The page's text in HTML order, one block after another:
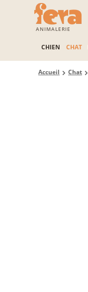
ANIMALERIE
CHIEN CHAT
Accueil Chat